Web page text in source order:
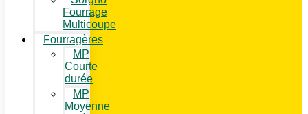
Fourrage
Multicoupe
Fourragères
MP
Courte
durée
MP
Moyenne